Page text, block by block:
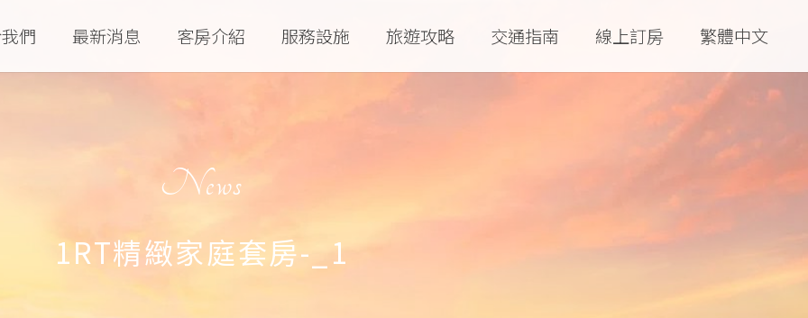
們 最新消息 客房介紹 服務設施 旅遊攻略 交通指南 線上訂房 繁體中文
News
1RT精緻家庭套房-_1